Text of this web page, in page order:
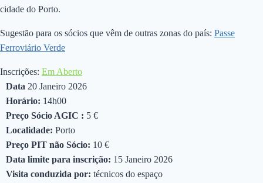
cidade do Porto.
Sugestão para os sócios que vêm de outras zonas do país: Passe
Ferroviário Verde
Inscrições: Em Aberto
Data 20 Janeiro 2026
Horário: 14h00
Preço Sócio AGIC : 5 €
Localidade: Porto
Preço PIT não Sócio: 10 €
Data limite para inscrição: 15 Janeiro 2026
Visita conduzida por: técnicos do espaço